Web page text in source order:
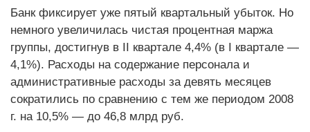
Банк фиксирует уже пятый квартальный убыток. Но
немного увеличилась чистая процентная маржа
группы, достигнув в II квартале 4,4% (в I квартале —
4,1%). Расходы на содержание персонала и
административные расходы за девять месяцев
сократились по сравнению с тем же периодом 2008
г. на 10,5% — до 46,8 млрд руб.